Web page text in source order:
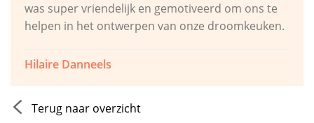
was super vriendelijk en gemotiveerd om ons te
helpen in het ontwerpen van onze droomkeuken.
Hilaire Danneels
Terug naar overzicht